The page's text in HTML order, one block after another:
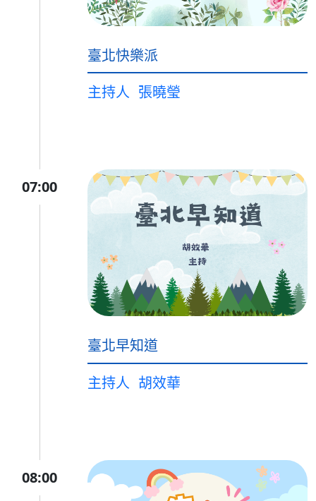
臺北快樂派
主持人 張曉瑩
07:00
臺北早知道
主持人 胡效華
08:00